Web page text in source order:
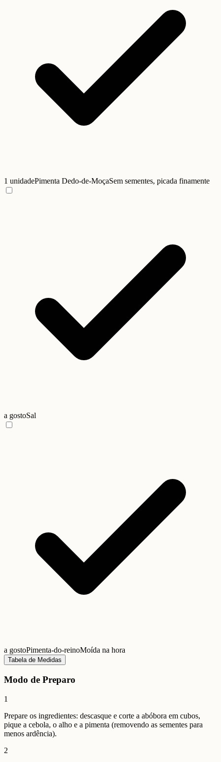
1 unidadePimenta Dedo-de-MoçaSem sementes, picada finamente
a gostoSal
a gostoPimenta-do-reinoMoída na hora
Tabela de Medidas
Modo de Preparo
1
Prepare os ingredientes: descasque e corte a abóbora em cubos,
pique a cebola, o alho e a pimenta (removendo as sementes para
menos ardência).
2